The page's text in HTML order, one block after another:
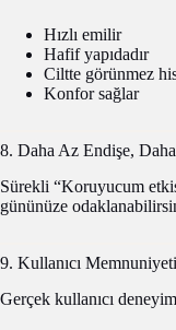
Hızlı emilir
Hafif yapıdadır
Ciltte görünmez
Konfor sağlar
8. Daha Az Endişe,
Sürekli “Koruyucum
gününüze
9. Kullanıcı
Gerçek kullanıcı